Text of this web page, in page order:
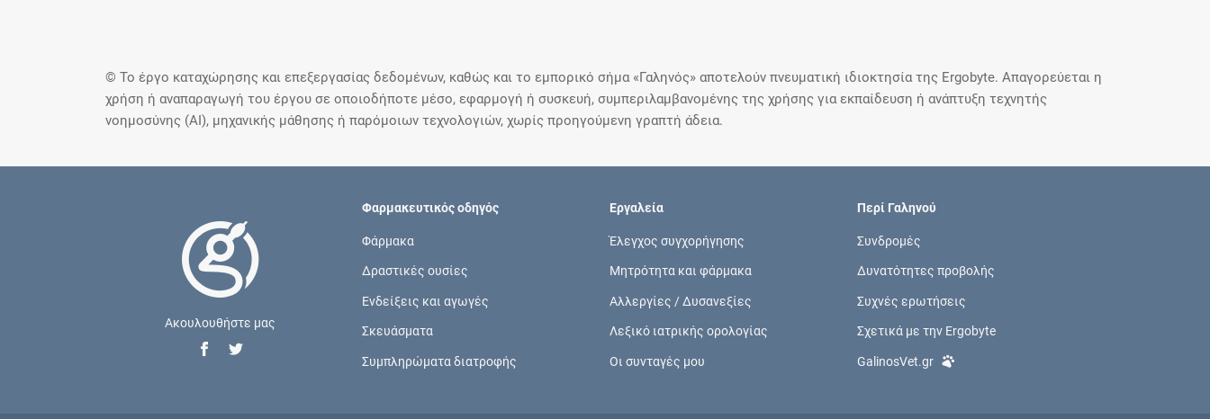
© Το έργο καταχώρησης και επεξεργασίας δεδομένων, καθώς και το εμπορικό σήμα «Γαληνός» αποτελούν πνευματική ιδιοκτησία της Ergobyte. Απαγορεύεται η
χρήση ή αναπαραγωγή του έργου σε οποιοδήποτε μέσο, εφαρμογή ή συσκευή, συμπεριλαμβανομένης της χρήσης για εκπαίδευση ή ανάπτυξη τεχνητής
νοημοσύνης (AI), μηχανικής μάθησης ή παρόμοιων τεχνολογιών, χωρίς προηγούμενη γραπτή άδεια.
Ακουλουθήστε μας
Φαρμακευτικός οδηγός
Φάρμακα
Δραστικές ουσίες
Ενδείξεις και αγωγές
Σκευάσματα
Συμπληρώματα διατροφής
Εργαλεία
Έλεγχος συγχορήγησης
Μητρότητα και φάρμακα
Αλλεργίες / Δυσανεξίες
Λεξικό ιατρικής ορολογίας
Οι συνταγές μου
Περί Γαληνού
Συνδρομές
Δυνατότητες προβολής
Συχνές ερωτήσεις
Σχετικά με την Ergobyte
GalinosVet.gr